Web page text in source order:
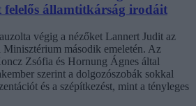
felelős államtitkárság irodáit
végig a nézőket Lannert Judit az
második emeletén. Az
Zsófia és Hornung Ágnes által
szerint a dolgozószobák sokkal
és a szépítkezést, mint a tényleges